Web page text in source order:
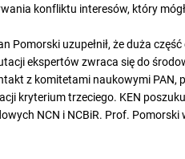
konfliktu interesów, który
uzupełnił, że duża
ekspertów zwraca się do
z komitetami naukowymi PAN,
kryterium trzeciego. KEN
NCN i NCBiR. Prof. Pomorski